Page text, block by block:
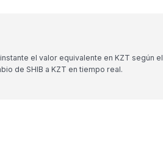
el valor equivalente en KZT según el
de SHIB a KZT en tiempo real.